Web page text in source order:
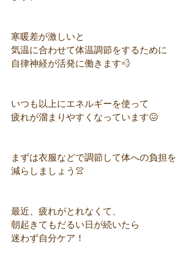
寒暖差が激しいと
気温に合わせて体温調節をするために
自律神経が活発に働きます💨
いつも以上にエネルギーを使って
疲れが溜まりやすくなっています😖
まずは衣服などで調節して体への負担を
減らしましょう👚
最近、疲れがとれなくて、
朝起きてもだるい日が続いたら
迷わず自分ケア！